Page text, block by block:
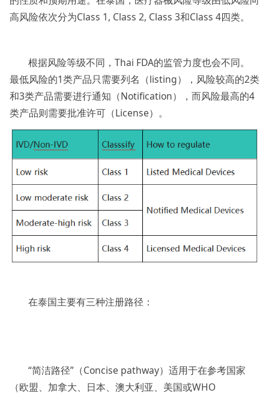
高风险依次分为Class 1, Class 2, Class 3和Class 4四类。
根据风险等级不同，Thai FDA的监管力度也会不同。
最低风险的1类产品只需要列名（listing），风险较高的2类
和3类产品需要进行通知（Notification），而风险最高的4
类产品则需要批准许可（License）。
在泰国主要有三种注册路径：
“简洁路径”（Concise pathway）适用于在参考国家
（欧盟、加拿大、日本、澳大利亚、美国或WHO